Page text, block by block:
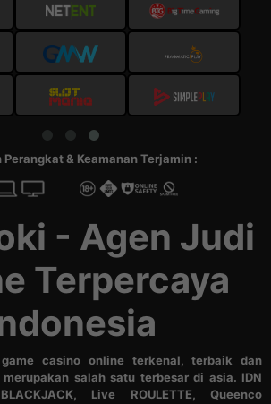
Perangkat & Keamanan Terjamin :
- Agen Judi
Terpercaya
casino online terkenal, terbaik dan
salah satu terbesar di asia. IDN
Live ROULETTE, Queenco